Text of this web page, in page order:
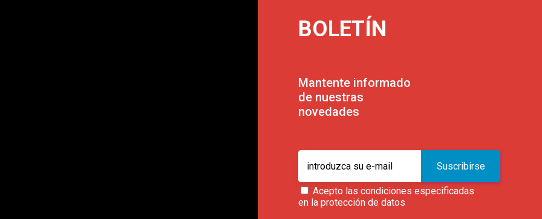
BOLETÍN
Mantente informado
de nuestras
novedades
Acepto las condiciones especificadas
en la protección de datos